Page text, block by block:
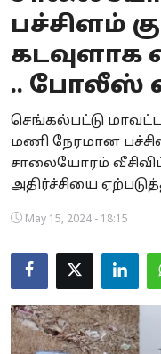
Business
Crime
National
World
Astrology
Spirituality
Weather
Politics
பச்சிளம்
கடவுளாக
.. போலீஸ்
செங்கல்பட்டு
மணி நேரமான
சாலையோரம்
அதிர்ச்சியை
May 15, 2024 - 18:15